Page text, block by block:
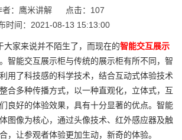
者：鹰米讲解
点击：107
时间：2021-08-13 15:13:00
大家来说并不陌生了，而现在的智能交互展示
智能交互展示柜与传统的展示柜有所不同，智
用了科技感的科学技术，结合互动式体验技术
合多种传播方式，以一种直观化，立体式，互
良好的体验效果，具有十分显著的优点。智能
图像为核心，通过头像技术、红外感应器及触
，让参观者体验更加生动，新奇的体验。